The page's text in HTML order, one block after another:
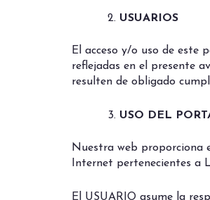
USUARIOS
El acceso y/o uso de este
reflejadas en el presente
resulten de obligado
USO DEL
Nuestra web proporciona
Internet pertenecientes a
El USUARIO asume la